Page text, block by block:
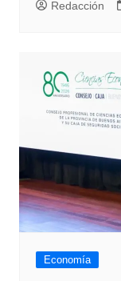
Redacción
Economía